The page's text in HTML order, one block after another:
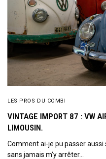
LES PROS DU COMBI
VINTAGE IMPORT 87 : VW
LIMOUSIN.
Comment ai-je pu passer
sans jamais m’y arrêter…